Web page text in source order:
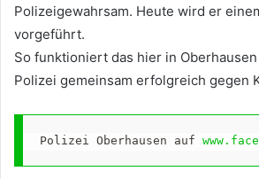
Polizeigewahrsam. Heute wird er
vorgeführt.
So funktioniert das hier in
Polizei gemeinsam erfolgreich gegen
Polizei Oberhausen auf